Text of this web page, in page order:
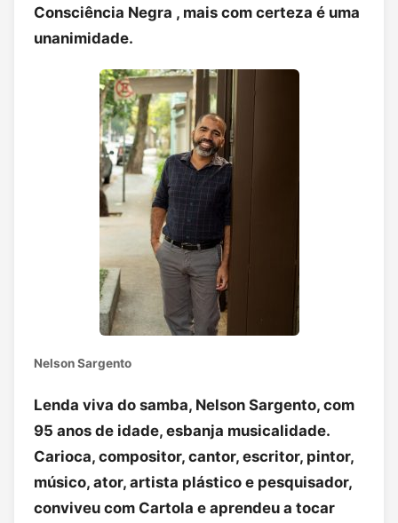
Consciência Negra , mais com certeza é uma
unanimidade.
Nelson Sargento
Lenda viva do samba, Nelson Sargento, com
95 anos de idade, esbanja musicalidade.
Carioca, compositor, cantor, escritor, pintor,
músico, ator, artista plástico e pesquisador,
conviveu com Cartola e aprendeu a tocar